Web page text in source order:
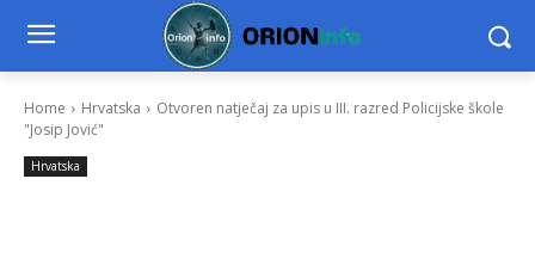
Home Hrvatska
Otvoren natječaj za upis u III. razred Policijske škole
"Josip Jović"
Hrvatska